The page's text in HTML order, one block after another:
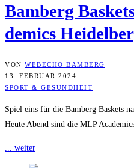
Bam­berg
de­mics
VON WEBECHO BAMBERG
13. FEBRUAR 2024
SPORT & GESUNDHEIT
Spiel eins für die Bamberg Baskets
Heute Abend sind die MLP
... weiter